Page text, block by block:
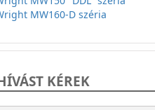
MW160-D széria
KÉREK